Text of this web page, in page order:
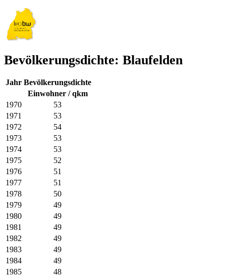
Bevölkerungsdichte: Blaufelden
Jahr Bevölkerungsdichte
Einwohner / qkm
1970
53
1971
53
1972
54
1973
53
1974
53
1975
52
1976
51
1977
51
1978
50
1979
49
1980
49
1981
49
1982
49
1983
49
1984
49
1985
48